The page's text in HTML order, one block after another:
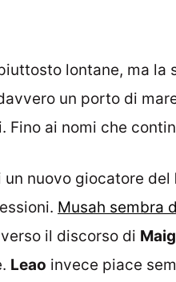
lontane, ma
un porto di
Fino ai nomi che
un nuovo giocatore del
Musah sembra
il discorso di
Leao invece piace